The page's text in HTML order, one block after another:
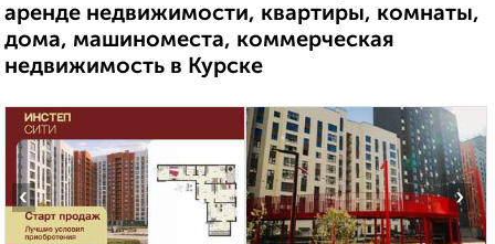
аренде недвижимости, квартиры, комнаты,
дома, машиноместа, коммерческая
недвижимость в Курске
‹ ›